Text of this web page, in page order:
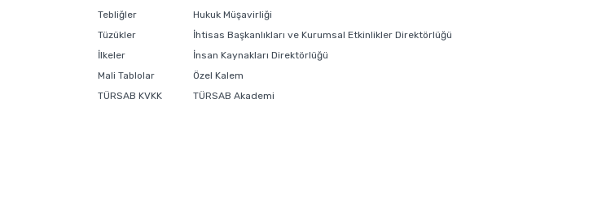
Tebliğler
Tüzükler
İlkeler
Mali Tablolar
TÜRSAB KVKK
Hukuk Müşavirliği
İhtisas Başkanlıkları ve Kurumsal Etkinlikler Direktörlüğü
İnsan Kaynakları Direktörlüğü
Özel Kalem
TÜRSAB Akademi